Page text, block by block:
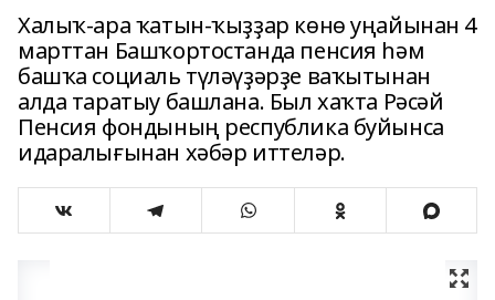
Халыҡ-ара ҡатын-ҡыҙҙар көнө уңайынан 4
марттан Башҡортостанда пенсия һәм
башҡа социаль түләүҙәрҙе ваҡытынан
алда таратыу башлана. Был хаҡта Рәсәй
Пенсия фондының республика буйынса
идаралығынан хәбәр иттеләр.